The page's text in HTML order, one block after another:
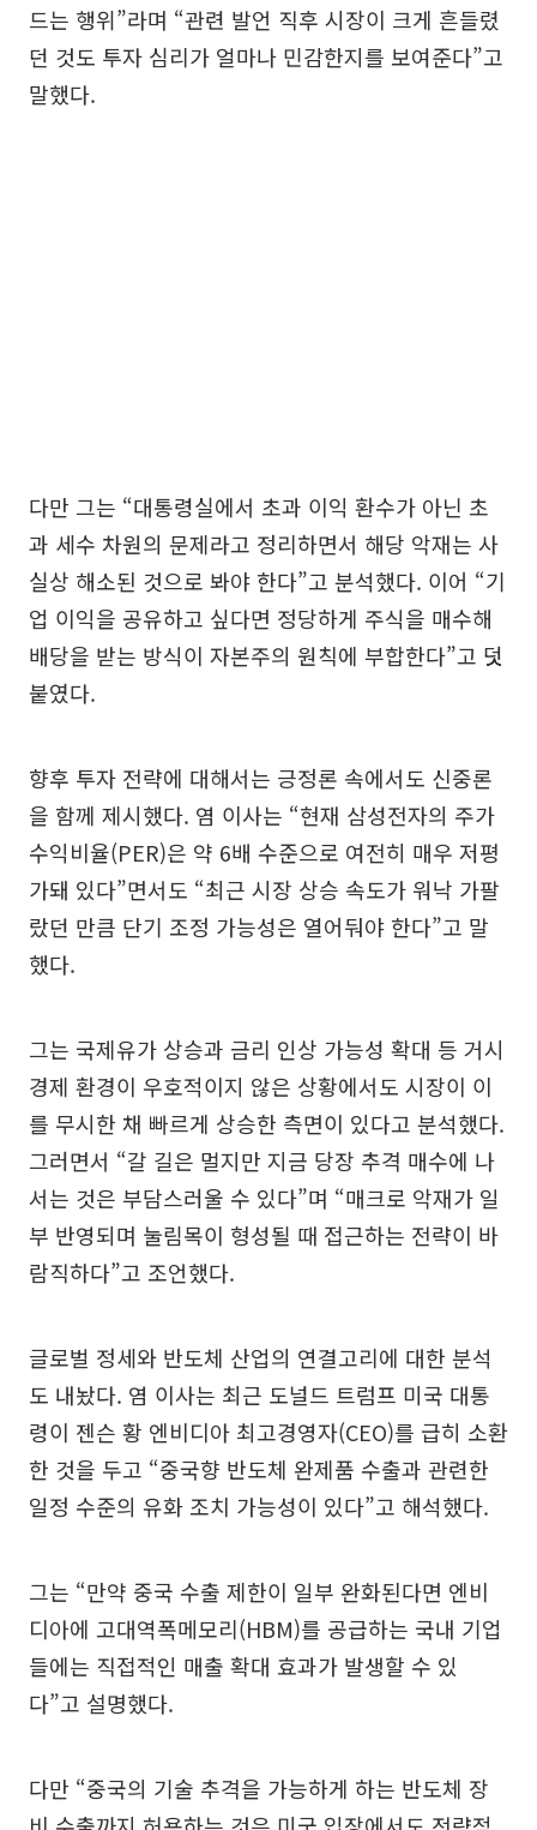
드는 행위”라며 “관련 발언 직후 시장이 크게 흔들렸
던 것도 투자 심리가 얼마나 민감한지를 보여준다”고
말했다.
다만 그는 “대통령실에서 초과 이익 환수가 아닌 초
과 세수 차원의 문제라고 정리하면서 해당 악재는 사
실상 해소된 것으로 봐야 한다”고 분석했다. 이어 “기
업 이익을 공유하고 싶다면 정당하게 주식을 매수해
배당을 받는 방식이 자본주의 원칙에 부합한다”고 덧
붙였다.
향후 투자 전략에 대해서는 긍정론 속에서도 신중론
을 함께 제시했다. 염 이사는 “현재 삼성전자의 주가
수익비율(PER)은 약 6배 수준으로 여전히 매우 저평
가돼 있다”면서도 “최근 시장 상승 속도가 워낙 가팔
랐던 만큼 단기 조정 가능성은 열어둬야 한다”고 말
했다.
그는 국제유가 상승과 금리 인상 가능성 확대 등 거시
경제 환경이 우호적이지 않은 상황에서도 시장이 이
를 무시한 채 빠르게 상승한 측면이 있다고 분석했다.
그러면서 “갈 길은 멀지만 지금 당장 추격 매수에 나
서는 것은 부담스러울 수 있다”며 “매크로 악재가 일
부 반영되며 눌림목이 형성될 때 접근하는 전략이 바
람직하다”고 조언했다.
글로벌 정세와 반도체 산업의 연결고리에 대한 분석
도 내놨다. 염 이사는 최근 도널드 트럼프 미국 대통
령이 젠슨 황 엔비디아 최고경영자(CEO)를 급히 소환
한 것을 두고 “중국향 반도체 완제품 수출과 관련한
일정 수준의 유화 조치 가능성이 있다”고 해석했다.
그는 “만약 중국 수출 제한이 일부 완화된다면 엔비
디아에 고대역폭메모리(HBM)를 공급하는 국내 기업
들에는 직접적인 매출 확대 효과가 발생할 수 있
다”고 설명했다.
다만 “중국의 기술 추격을 가능하게 하는 반도체 장